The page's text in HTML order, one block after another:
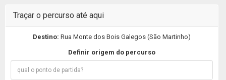
Traçar o percurso até aqui
Destino: Rua Monte dos Bois Galegos (São Martinho)
Definir origem do percurso